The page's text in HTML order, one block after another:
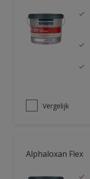
Vergelijk
Alphaloxan Flex